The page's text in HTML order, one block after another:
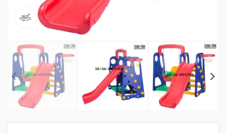
360 product view